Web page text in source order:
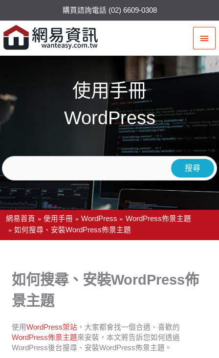
購買諮詢電話 (02) 6609-0308
主
要
選
使用手冊
WordPress
網易首頁 使用手冊 WordPress
WordPress佈景主題
如何搜尋、安裝WordPress佈景主題
如何搜尋、安裝WordPress佈
景主題
使用WordPress架站 ，大家都會找一個合適、喜歡的
WordPress佈景主題來安裝，本文將告訴您如何透過
WordPress後台搜尋、安裝WordPress佈景主題。